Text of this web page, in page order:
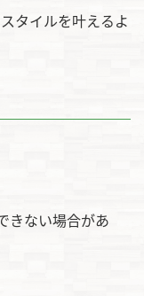
タイルを叶えるよ
きない場合があ